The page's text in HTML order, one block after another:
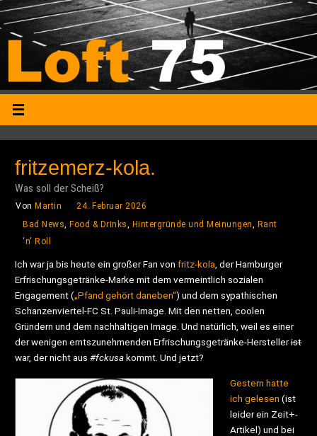
fritzemerz-kola.
Was soll der Scheiß?
Von Martin
24. Februar 2026
Bad News, Food & Drinks, Hintergründe und Meinungen, Rant
'n' Roll
Ich war ja bis heute ein großer Fan vonfritz-kola , der Hamburger
Erfrischungsgetränke-Marke mit dem vermeintlich sozialen
Engagement („Pfand gehört daneben“) und dem sypathischen
Schanzenviertel-FC St. Pauli-Image. Mit den netten, coolen
Gründern und dem nachhaltigen Image. Und natürlich, weil es einer
der wenigen erntszunehmenden Erfrischungsgetränke-Herstellerist
war, der nicht aus#fckusakommt. Und jetzt?
Gestern hatte
ich gelesen (ist
leider ein Zeit+-
Artikel) und bei